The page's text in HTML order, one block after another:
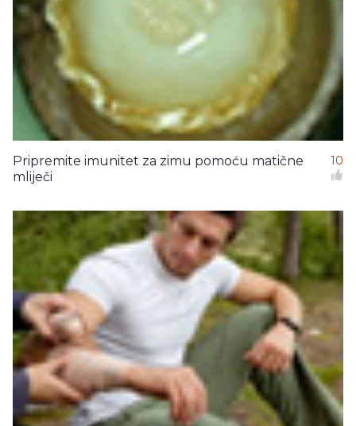
Pripremite imunitet za zimu pomoću matične
mliječi
10